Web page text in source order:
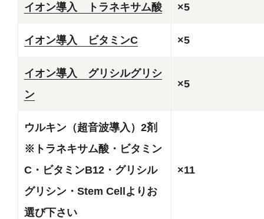
イオン導入 トラネキサム酸 ×5
イオン導入 ビタミンC ×5
イオン導入 グリシルグリシ
ン
×5
ウルキン（超音波導入）2剤
※トラネキサム酸・ビタミン
C・ビタミンB12・グリシル
グリシン・Stem Cellよりお
選び下さい
×11